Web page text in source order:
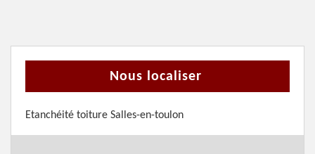
Nous localiser
Etanchéité toiture Salles-en-toulon